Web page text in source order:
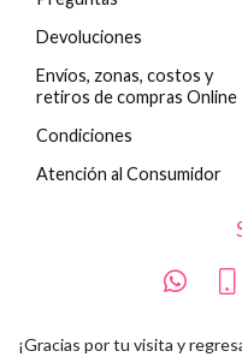
Devoluciones
Envíos, zonas, costos y
retiros de compras Online
Condiciones
Atención al Consumidor
¡Gracias por tu visita y